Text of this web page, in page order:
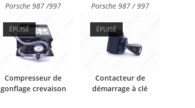
Porsche 987 /997
ÉPUISÉ
Compresseur de
gonflage crevaison
Porsche 987 / 997
ÉPUISÉ
Contacteur de
démarrage à clé